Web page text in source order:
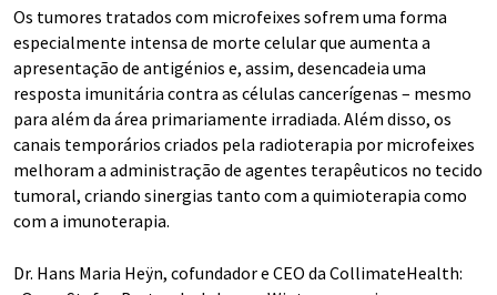
Os tumores tratados com microfeixes sofrem uma forma
especialmente intensa de morte celular que aumenta a
apresentação de antigénios e, assim, desencadeia uma
resposta imunitária contra as células cancerígenas – mesmo
para além da área primariamente irradiada. Além disso, os
canais temporários criados pela radioterapia por microfeixes
melhoram a administração de agentes terapêuticos no tecido
tumoral, criando sinergias tanto com a quimioterapia como
com a imunoterapia.
Dr. Hans Maria Heÿn, cofundador e CEO da CollimateHealth: